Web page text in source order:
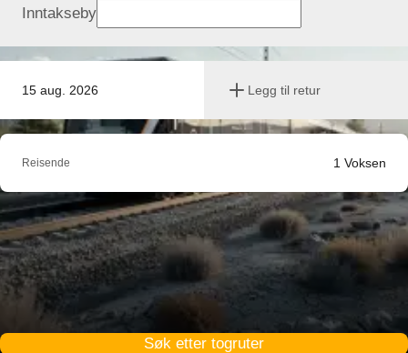
15 aug. 2026 Legg til retur
Inntakseby
Reisende 1 Voksen
Søk etter togruter